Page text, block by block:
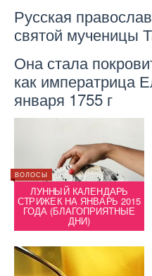
Русская
святой мученицы
Она стала
как императрица
января 1755 г
ВОЛОСЫ
ЛУННЫЙ КАЛЕНДАРЬ
СТРИЖЕК НА ЯНВАРЬ 2015
ГОДА (БЛАГОПРИЯТНЫЕ
ДНИ)